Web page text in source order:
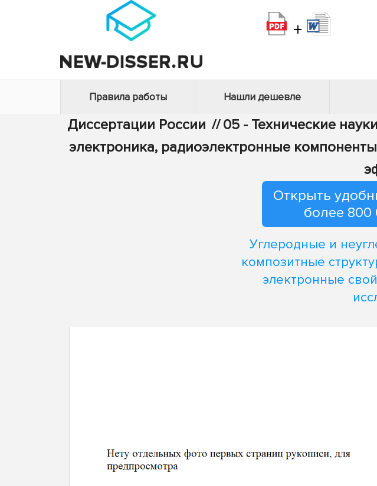
+
Правила работы Нашли дешевле
Диссертации России // 05 - Технические науки
электроника, радиоэлектронные
Открыть
более 800
Углеродные и
композитные
электронные